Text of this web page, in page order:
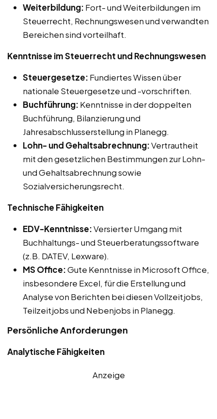
Weiterbildung: Fort- und Weiterbildungen im
Steuerrecht, Rechnungswesen und verwandten
Bereichen sind vorteilhaft.
Kenntnisse im Steuerrecht und Rechnungswesen
Steuergesetze: Fundiertes Wissen über
nationale Steuergesetze und -vorschriften.
Buchführung: Kenntnisse in der doppelten
Buchführung, Bilanzierung und
Jahresabschlusserstellung in Planegg.
Lohn- und Gehaltsabrechnung:Vertrautheit
mit den gesetzlichen Bestimmungen zur Lohn-
und Gehaltsabrechnung sowie
Sozialversicherungsrecht.
Technische Fähigkeiten
EDV-Kenntnisse:Versierter Umgang mit
Buchhaltungs- und Steuerberatungssoftware
(z.B. DATEV, Lexware).
MS Office:Gute Kenntnisse in Microsoft Office,
insbesondere Excel, für die Erstellung und
Analyse von Berichten bei diesen Vollzeitjobs,
Teilzeitjobs und Nebenjobs in Planegg.
Persönliche Anforderungen
Analytische Fähigkeiten
Anzeige